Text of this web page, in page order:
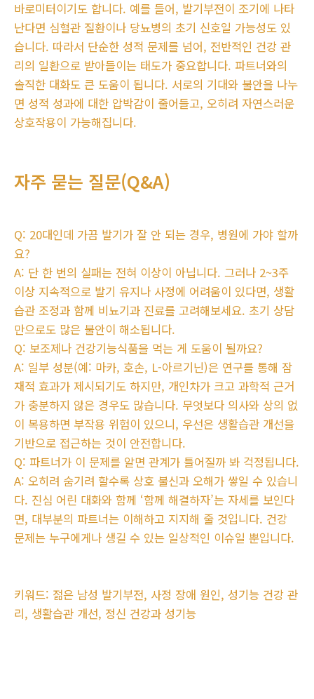
바로미터이기도 합니다. 예를 들어, 발기부전이 조기에 나타
난다면 심혈관 질환이나 당뇨병의 초기 신호일 가능성도 있
습니다. 따라서 단순한 성적 문제를 넘어, 전반적인 건강 관
리의 일환으로 받아들이는 태도가 중요합니다. 파트너와의
솔직한 대화도 큰 도움이 됩니다. 서로의 기대와 불안을 나누
면 성적 성과에 대한 압박감이 줄어들고, 오히려 자연스러운
상호작용이 가능해집니다.
자주 묻는 질문(Q&A)
Q: 20대인데 가끔 발기가 잘 안 되는 경우, 병원에 가야 할까
요?
A: 단 한 번의 실패는 전혀 이상이 아닙니다. 그러나 2~3주
이상 지속적으로 발기 유지나 사정에 어려움이 있다면, 생활
습관 조정과 함께 비뇨기과 진료를 고려해보세요. 초기 상담
만으로도 많은 불안이 해소됩니다.
Q: 보조제나 건강기능식품을 먹는 게 도움이 될까요?
A: 일부 성분(예: 마카, 호손, L-아르기닌)은 연구를 통해 잠
재적 효과가 제시되기도 하지만, 개인차가 크고 과학적 근거
가 충분하지 않은 경우도 많습니다. 무엇보다 의사와 상의 없
이 복용하면 부작용 위험이 있으니, 우선은 생활습관 개선을
기반으로 접근하는 것이 안전합니다.
Q: 파트너가 이 문제를 알면 관계가 틀어질까 봐 걱정됩니다.
A: 오히려 숨기려 할수록 상호 불신과 오해가 쌓일 수 있습니
다. 진심 어린 대화와 함께 ‘함께 해결하자’는 자세를 보인다
면, 대부분의 파트너는 이해하고 지지해 줄 것입니다. 건강
문제는 누구에게나 생길 수 있는 일상적인 이슈일 뿐입니다.
키워드: 젊은 남성 발기부전, 사정 장애 원인, 성기능 건강 관
리, 생활습관 개선, 정신 건강과 성기능